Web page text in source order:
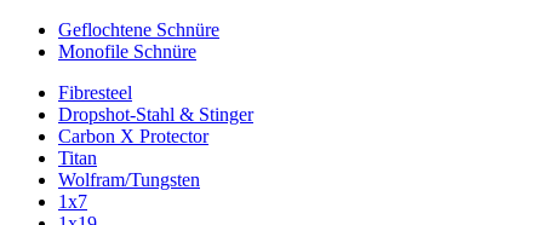
Geflochtene Schnüre
Monofile Schnüre
Fibresteel
Dropshot-Stahl & Stinger
Carbon X Protector
Titan
Wolfram/Tungsten
1x7